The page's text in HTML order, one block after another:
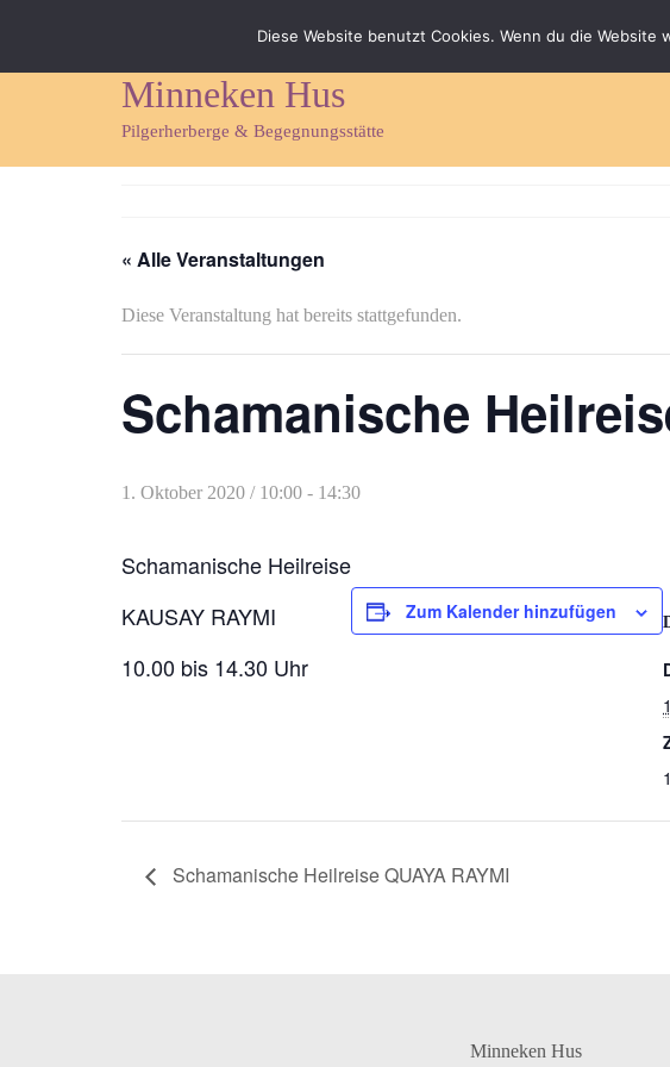
Minneken Hus
Pilgerherberge & Begegnungsstätte
« Alle Veranstaltungen
Diese Veranstaltung hat bereits stattgefunden.
Schamanische
1. Oktober 2020 / 10:00 - 14:30
Schamanische Heilreise
KAUSAY RAYMI
10.00 bis 14.30 Uhr
Zum Kalender hinzufügen
Schamanische Heilreise QUAYA RAYMI
Minneken Hus
Diese Website benutzt Cookies. Wenn du die